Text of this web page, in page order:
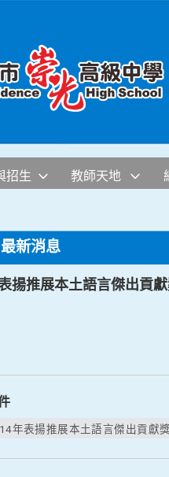
招生 教師天地
最新消息
揚推展本土語言傑出貢
年表揚推展本土語言傑出貢獻